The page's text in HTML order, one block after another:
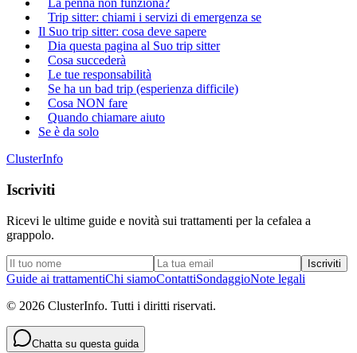
La penna non funziona?
Trip sitter: chiami i servizi di emergenza se
Il Suo trip sitter: cosa deve sapere
Dia questa pagina al Suo trip sitter
Cosa succederà
Le tue responsabilità
Se ha un bad trip (esperienza difficile)
Cosa NON fare
Quando chiamare aiuto
Se è da solo
ClusterInfo
Iscriviti
Ricevi le ultime guide e novità sui trattamenti per la cefalea a
grappolo.
Iscriviti
Guide ai trattamentiChi siamoContattiSondaggioNote legali
© 2026 ClusterInfo. Tutti i diritti riservati.
Chatta su questa guida